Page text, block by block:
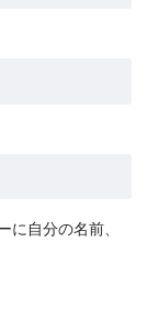
に自分の名前、